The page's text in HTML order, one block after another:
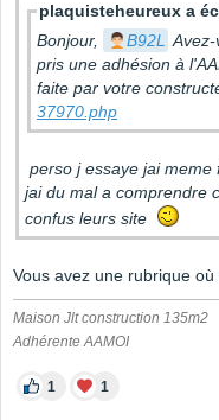
plaquisteheureux a
Bonjour,
B92L Avez-
pris une adhésion à
faite par votre
37970.php
perso j essaye jai
jai du mal a comprendre
confus leurs site
Vous avez une rubrique
Maison Jlt construction 135m2
Adhérente AAMOI
1 1